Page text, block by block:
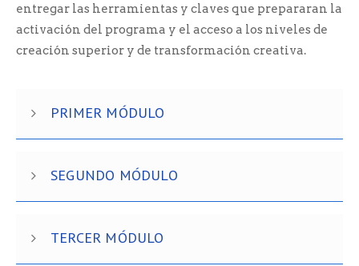
entregar las herramientas y claves que prepararan la
activación del programa y el acceso a los niveles de
creación superior y de transformación creativa.
PRIMER MÓDULO
SEGUNDO MÓDULO
TERCER MÓDULO